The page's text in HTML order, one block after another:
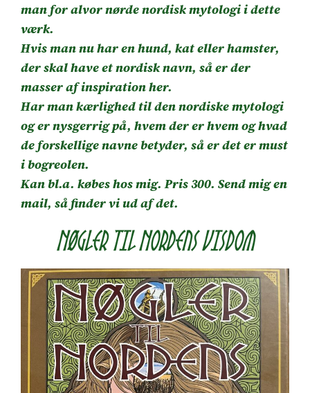
man for alvor nørde nordisk mytologi i dette
værk.
Hvis man nu har en hund, kat eller hamster,
der skal have et nordisk navn, så er der
masser af inspiration her.
Har man kærlighed til den nordiske mytologi
og er nysgerrig på, hvem der er hvem og hvad
de forskellige navne betyder, så er det er must
i bogreolen.
Kan bl.a. købes hos mig. Pris 300. Send mig en
mail, så finder vi ud af det.
Nøgler til Nordens Visdom